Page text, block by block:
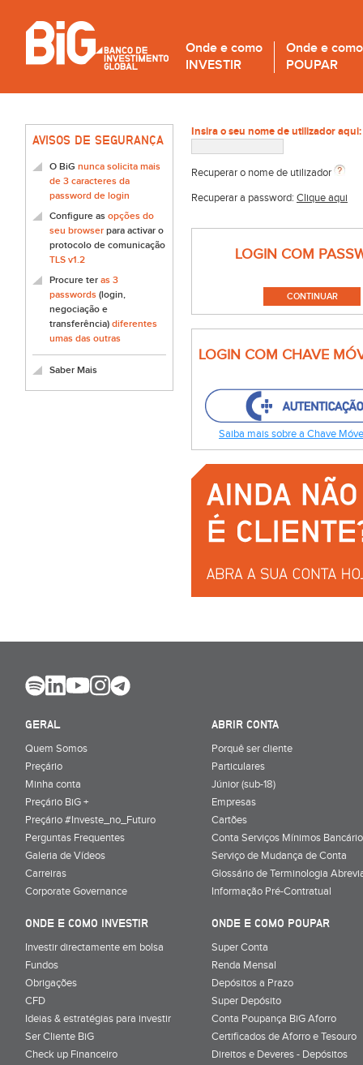
Onde e como
INVESTIR
Onde e como
POUPAR
AVISOS DE SEGURANÇA
O BiG nunca solicita mais
de 3 caracteres da
password de login
Configure as opções do
seu browser para activar o
protocolo de comunicação
TLS v1.2
Procure ter as 3
passwords (login,
negociação e
transferência) diferentes
umas das outras
Saber Mais
Insira o seu nome de utilizador aqui:
Recuperar o nome de utilizador
Recuperar a password: Clique aqui
LOGIN COM
LOGIN COM CHAVE
Saiba mais sobre a Chave
GERAL
Quem Somos
Preçário
Minha conta
Preçário BiG +
Preçário #Investe_no_Futuro
Perguntas Frequentes
Galeria de Vídeos
Carreiras
Corporate Governance
ABRIR CONTA
Porquê ser cliente
Particulares
Júnior (sub-18)
Empresas
Cartões
Conta Serviços Mínimos
Serviço de Mudança de Conta
Glossário de Terminologia
Informação Pré-Contratual
ONDE E COMO INVESTIR
Investir directamente em bolsa
Fundos
Obrigações
CFD
Ideias & estratégias para investir
Ser Cliente BiG
Check up Financeiro
ONDE E COMO POUPAR
Super Conta
Renda Mensal
Depósitos a Prazo
Super Depósito
Conta Poupança BiG Aforro
Certificados de Aforro e Tesouro
Direitos e Deveres - Depósitos